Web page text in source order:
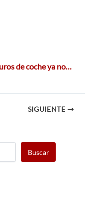
de coche ya no…
SIGUIENTE
Buscar